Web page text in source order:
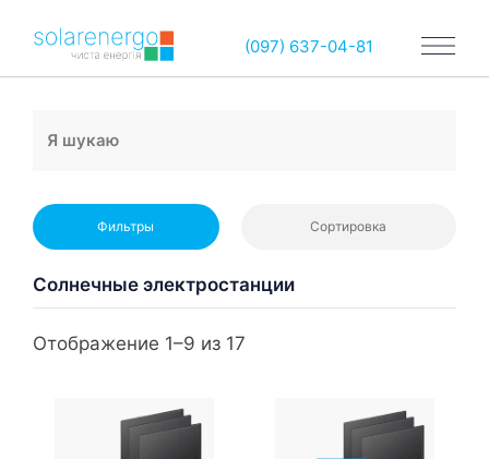
(097) 637-04-81
Фильтры Сортировка
Солнечные электростанции
Отображение 1–9 из 17